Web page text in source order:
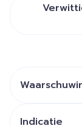
Indicatie